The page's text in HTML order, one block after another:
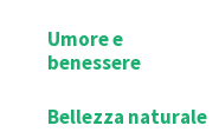
Umore e
benessere
Bellezza naturale